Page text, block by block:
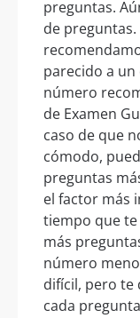
preguntas.
de
parecido a un
número
de Examen
caso de que
cómodo,
preguntas
el factor más
tiempo que
más
número
difícil, pero te
cada